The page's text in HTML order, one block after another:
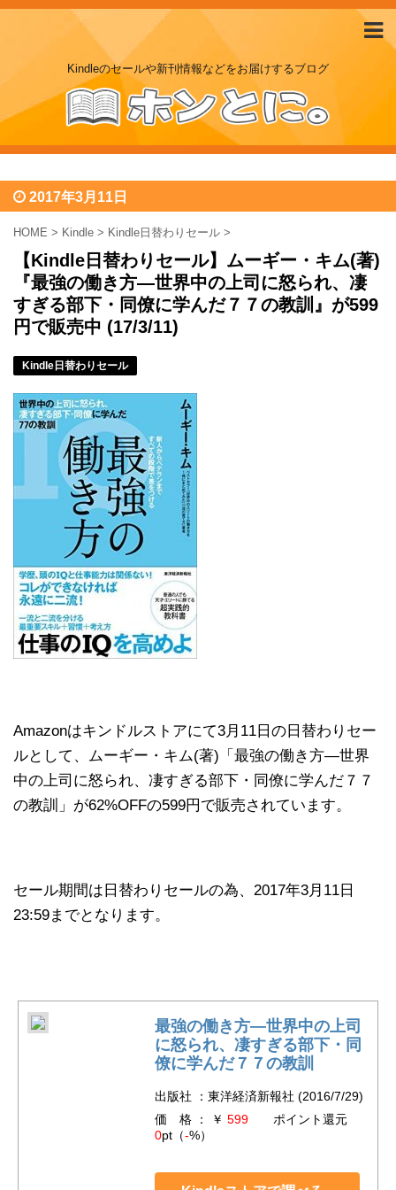
Kindleのセールや新刊情報などをお届けするブログ
2017年3月11日
HOME > Kindle > Kindle日替わりセール >
【Kindle日替わりセール】ムーギー・キム(著)
『最強の働き方―世界中の上司に怒られ、凄
すぎる部下・同僚に学んだ７７の教訓』が599
円で販売中 (17/3/11)
Kindle日替わりセール
Amazonはキンドルストアにて3月11日の日替わりセー
ルとして、ムーギー・キム(著)「最強の働き方―世界
中の上司に怒られ、凄すぎる部下・同僚に学んだ７７
の教訓」が62%OFFの599円で販売されています。
セール期間は日替わりセールの為、2017年3月11日
23:59までとなります。
最強の働き方―世界中の上司
に怒られ、凄すぎる部下・同
僚に学んだ７７の教訓
出版社 ：東洋経済新報社 (2016/7/29)
価 格 ： ￥ 599ポイント還元
0pt（-%）